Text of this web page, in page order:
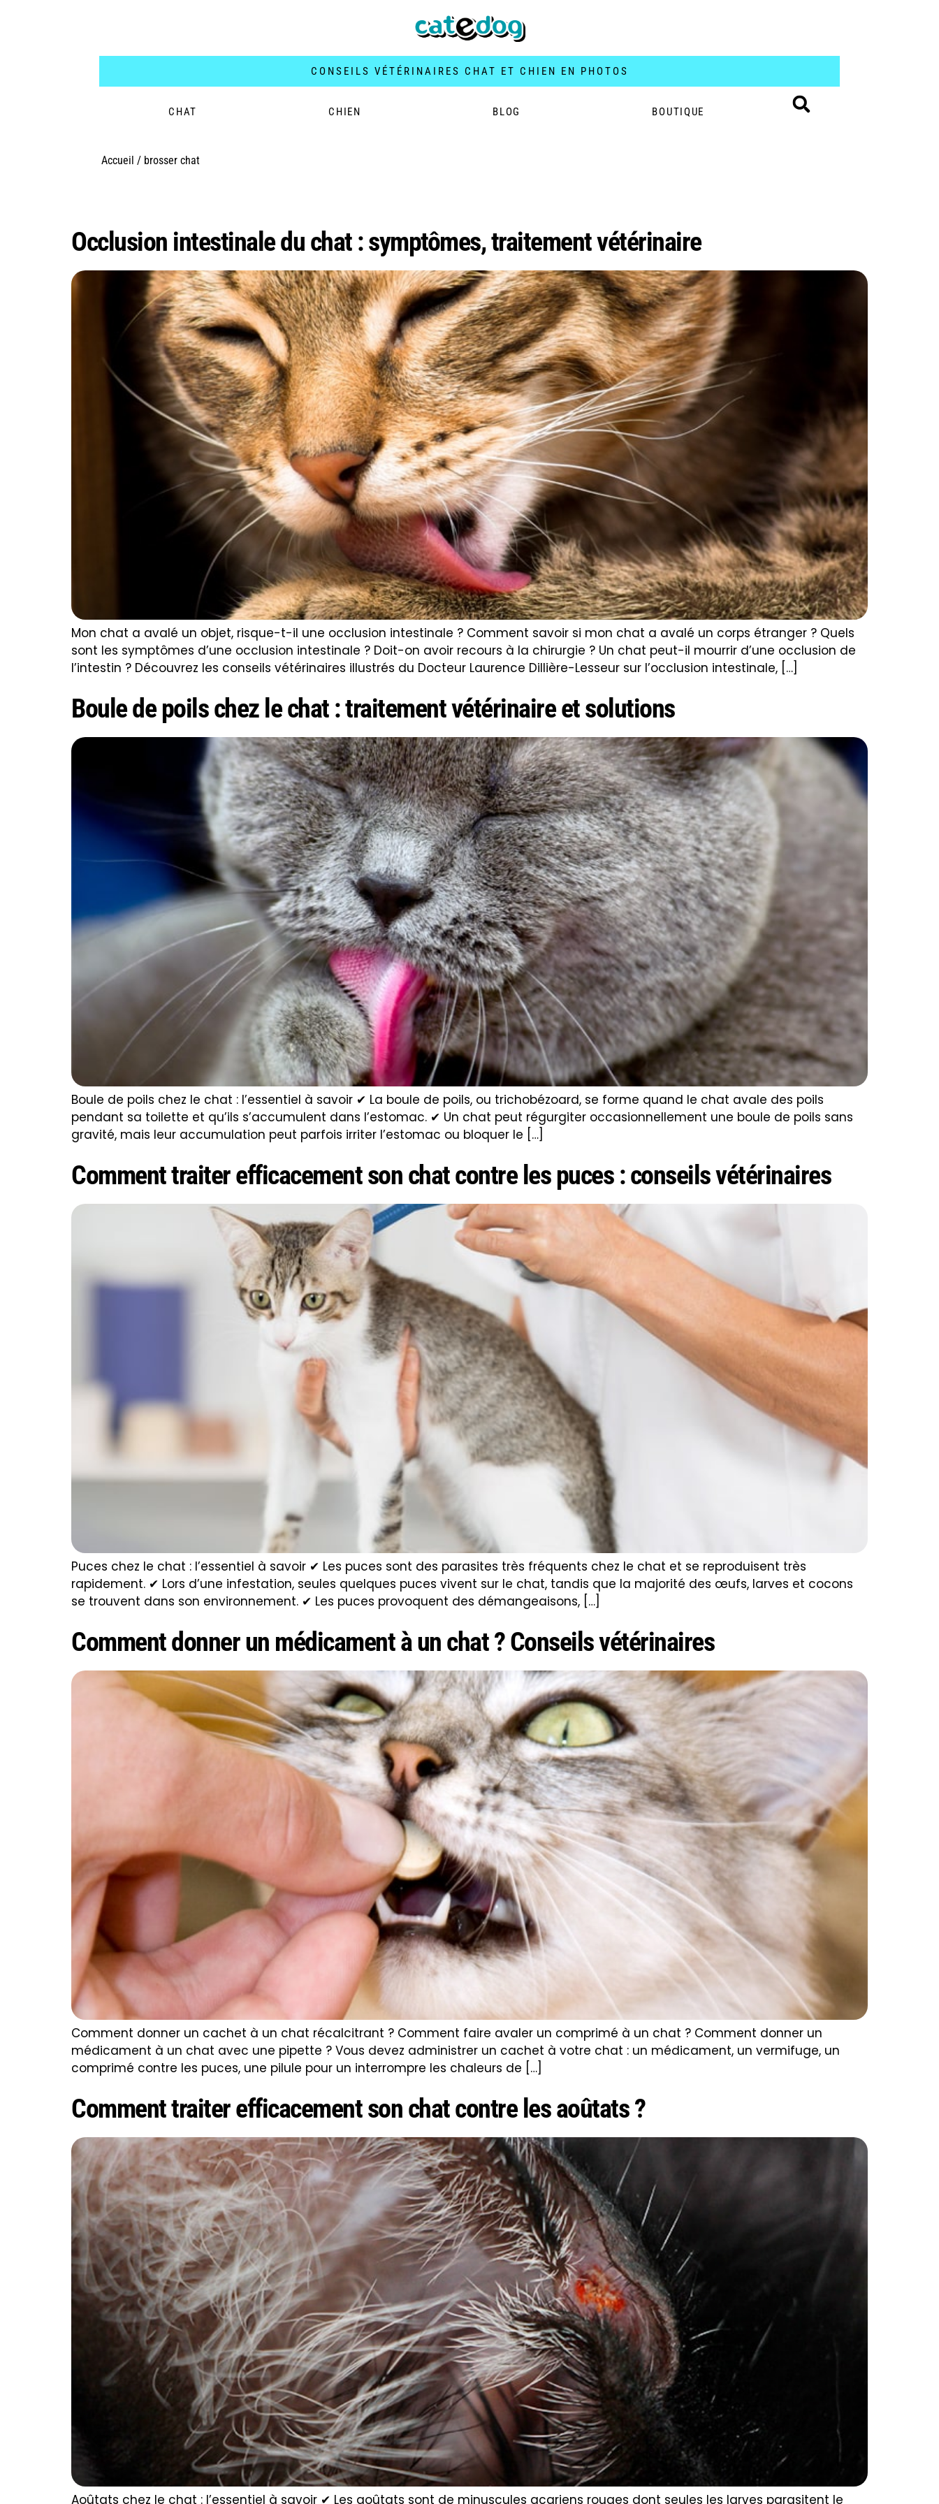
CONSEILS VÉTÉRINAIRES CHAT ET CHIEN EN PHOTOS
CHAT CHIEN BLOG BOUTIQUE
Accueil / brosser chat
Occlusion intestinale du chat : symptômes, traitement vétérinaire
Mon chat a avalé un objet, risque-t-il une occlusion intestinale ? Comment savoir si mon chat a avalé un corps étranger ? Quels
sont les symptômes d’une occlusion intestinale ? Doit-on avoir recours à la chirurgie ? Un chat peut-il mourrir d’une occlusion de
l’intestin ? Découvrez les conseils vétérinaires illustrés du Docteur Laurence Dillière-Lesseur sur l’occlusion intestinale, […]
Boule de poils chez le chat : traitement vétérinaire et solutions
Boule de poils chez le chat : l’essentiel à savoir ✔ La boule de poils, ou trichobézoard, se forme quand le chat avale des poils
pendant sa toilette et qu’ils s’accumulent dans l’estomac. ✔ Un chat peut régurgiter occasionnellement une boule de poils sans
gravité, mais leur accumulation peut parfois irriter l’estomac ou bloquer le […]
Comment traiter efficacement son chat contre les puces : conseils vétérinaires
Puces chez le chat : l’essentiel à savoir ✔ Les puces sont des parasites très fréquents chez le chat et se reproduisent très
rapidement. ✔ Lors d’une infestation, seules quelques puces vivent sur le chat, tandis que la majorité des œufs, larves et cocons
se trouvent dans son environnement. ✔ Les puces provoquent des démangeaisons, […]
Comment donner un médicament à un chat ? Conseils vétérinaires
Comment donner un cachet à un chat récalcitrant ? Comment faire avaler un comprimé à un chat ? Comment donner un
médicament à un chat avec une pipette ? Vous devez administrer un cachet à votre chat : un médicament, un vermifuge, un
comprimé contre les puces, une pilule pour un interrompre les chaleurs de […]
Comment traiter efficacement son chat contre les aoûtats ?
Aoûtats chez le chat : l’essentiel à savoir ✔ Les aoûtats sont de minuscules acariens rouges dont seules les larves parasitent le